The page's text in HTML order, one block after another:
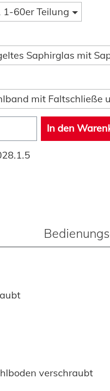
1-60er Teilung
Saphirglas mit
mit Faltschließe
In den
verschraubt